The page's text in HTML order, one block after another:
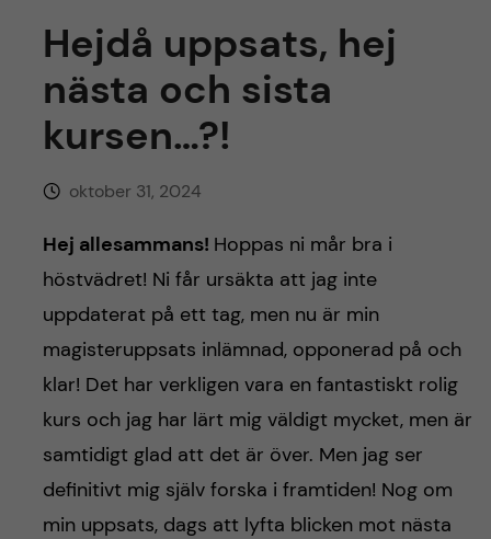
Hejdå uppsats, hej
nästa och sista
kursen…?!
oktober 31, 2024
Hej allesammans! Hoppas ni mår bra i
höstvädret! Ni får ursäkta att jag inte
uppdaterat på ett tag, men nu är min
magisteruppsats inlämnad, opponerad på och
klar! Det har verkligen vara en fantastiskt rolig
kurs och jag har lärt mig väldigt mycket, men är
samtidigt glad att det är över. Men jag ser
definitivt mig själv forska i framtiden! Nog om
min uppsats, dags att lyfta blicken mot nästa